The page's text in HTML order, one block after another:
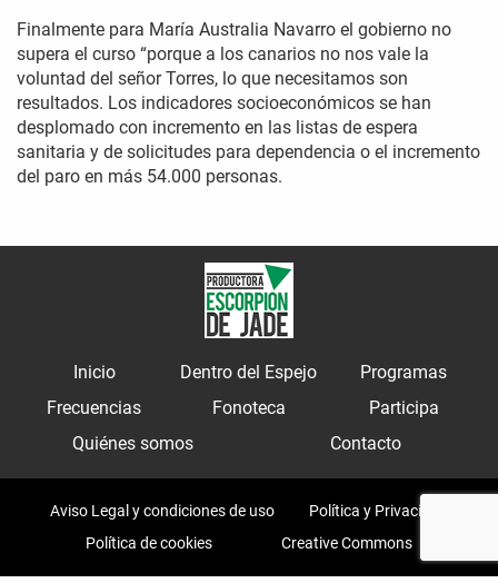
Finalmente para María Australia Navarro el gobierno no
supera el curso “porque a los canarios no nos vale la
voluntad del señor Torres, lo que necesitamos son
resultados. Los indicadores socioeconómicos se han
desplomado con incremento en las listas de espera
sanitaria y de solicitudes para dependencia o el incremento
del paro en más 54.000 personas.
Inicio Dentro del Espejo
Programas
Frecuencias
Fonoteca
Participa
Quiénes somos
Contacto
Aviso Legal y condiciones de uso
Política y Privacidad
Política de cookies
Creative Commons